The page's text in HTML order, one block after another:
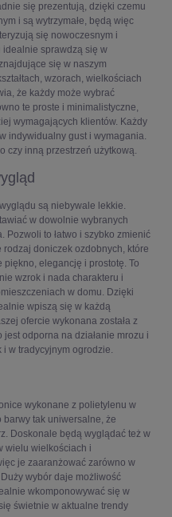
się prezentują, dzięki czemu
i są wytrzymałe, będą więc
się nowoczesnym i
sprawdzą się w
się w naszym
wzorach, wielkościach
że każdy może wybrać
te proste i minimalistyczne,
wymagających klientów. Każdy
indywidualny gust i wymagania.
czy inną przestrzeń użytkową.
są niebywale lekkie.
w dowolnie wybranych
Pozwoli to łatwo i szybko zmienić
doniczek ozdobnych, które
elegancję i prostotę. To
wzrok i nada charakteru i
w domu. Dzięki
wpiszą się w każdą
ofercie wykonana została z
odporna na działanie mrozu i
w tradycyjnym ogrodzie.
wykonane z polietylenu w
barwy tak uniwersalne, że
Doskonale będą wyglądać też w
wielu wielkościach i
je zaaranżować zarówno w
wybór daje możliwość
wkomponowywać się w
świetnie w aktualne trendy